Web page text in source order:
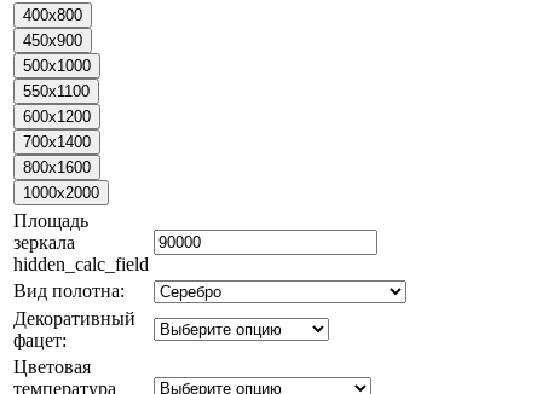
Площадь
зеркала
hidden_calc_field
Вид полотна:
Декоративный
фацет:
Цветовая
температура